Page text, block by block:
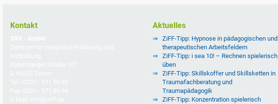
Kontakt Aktuelles
ZiFF-Tipp: Hypnose in pädagogischen und
therapeutischen Arbeitsfeldern
ZiFF-Tipp: i sea 10! – Rechnen spielerisch
üben
ZiFF-Tipp: Skillskoffer und Skillsketten in
Traumafachberatung und
Traumapädagogik
ZiFF-Tipp: Konzentration spielerisch